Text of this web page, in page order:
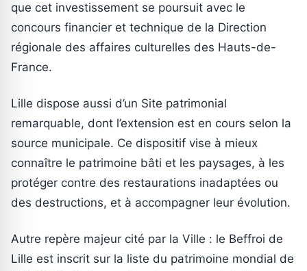
que cet investissement se poursuit avec le
concours financier et technique de la Direction
régionale des affaires culturelles des Hauts-de-
France.
Lille dispose aussi d’un Site patrimonial
remarquable, dont l’extension est en cours selon la
source municipale. Ce dispositif vise à mieux
connaître le patrimoine bâti et les paysages, à les
protéger contre des restaurations inadaptées ou
des destructions, et à accompagner leur évolution.
Autre repère majeur cité par la Ville : le Beffroi de
Lille est inscrit sur la liste du patrimoine mondial de